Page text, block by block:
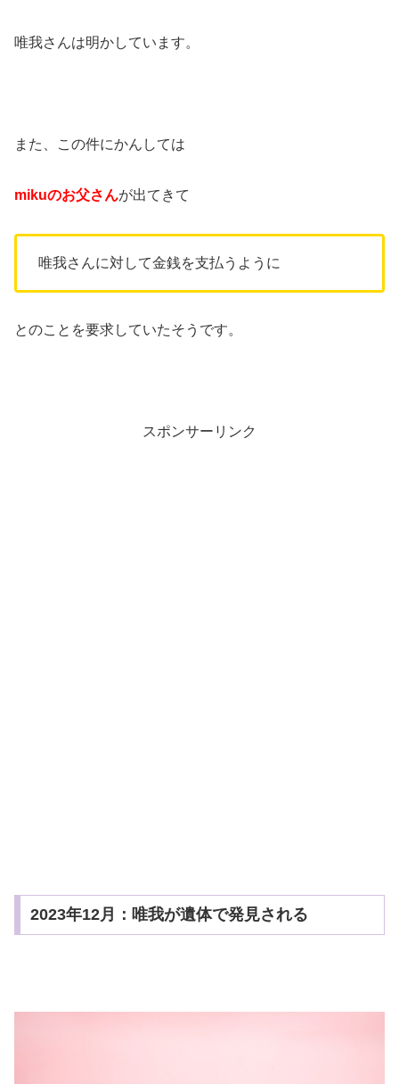
唯我さんは明かしています。
また、この件にかんしては
mikuのお父さんが出てきて
唯我さんに対して金銭を支払うように
とのことを要求していたそうです。
スポンサーリンク
2023年12月：唯我が遺体で発見される